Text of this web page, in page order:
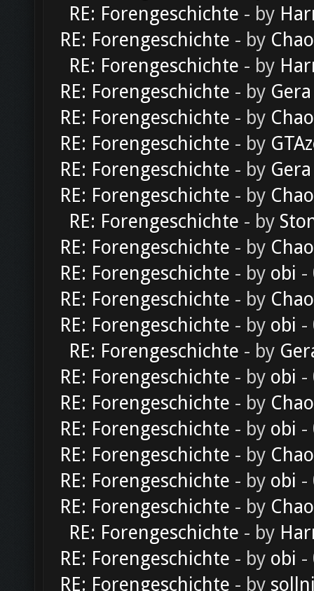
RE: Forengeschichte - by
RE: Forengeschichte - by
RE: Forengeschichte - by
RE: Forengeschichte - by Gera
RE: Forengeschichte - by
RE: Forengeschichte - by
RE: Forengeschichte - by Gera
RE: Forengeschichte - by
RE: Forengeschichte - by
RE: Forengeschichte - by
RE: Forengeschichte - by obi -
RE: Forengeschichte - by
RE: Forengeschichte - by obi -
RE: Forengeschichte - by
RE: Forengeschichte - by obi -
RE: Forengeschichte - by
RE: Forengeschichte - by obi -
RE: Forengeschichte - by
RE: Forengeschichte - by obi -
RE: Forengeschichte - by
RE: Forengeschichte - by
RE: Forengeschichte - by obi -
RE: Forengeschichte - by